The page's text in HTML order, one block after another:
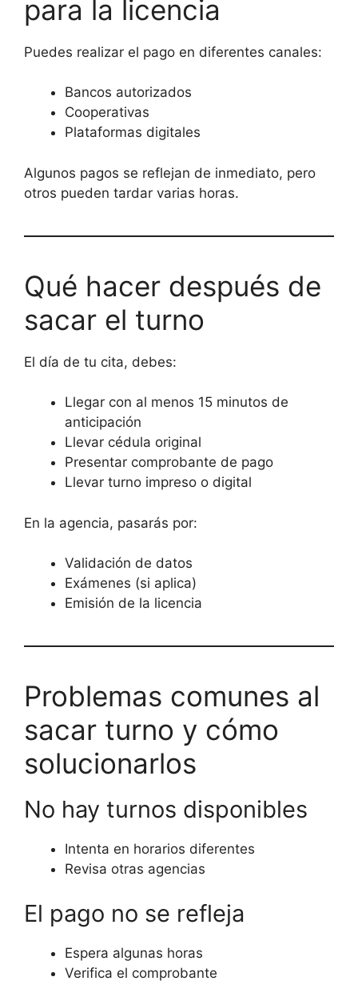
para la licencia
Puedes realizar el pago en diferentes canales:
Bancos autorizados
Cooperativas
Plataformas digitales
Algunos pagos se reflejan de inmediato, pero
otros pueden tardar varias horas.
Qué hacer después de
sacar el turno
El día de tu cita, debes:
Llegar con al menos 15 minutos de
anticipación
Llevar cédula original
Presentar comprobante de pago
Llevar turno impreso o digital
En la agencia, pasarás por:
Validación de datos
Exámenes (si aplica)
Emisión de la licencia
Problemas comunes al
sacar turno y cómo
solucionarlos
No hay turnos disponibles
Intenta en horarios diferentes
Revisa otras agencias
El pago no se refleja
Espera algunas horas
Verifica el comprobante